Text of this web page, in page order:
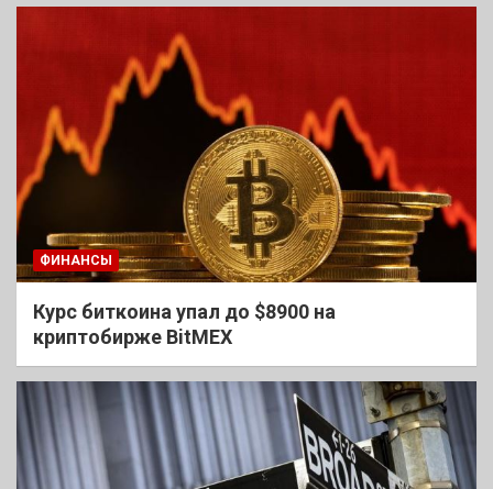
ФИНАНСЫ
Курс биткоина упал до $8900 на
криптобирже BitMEX